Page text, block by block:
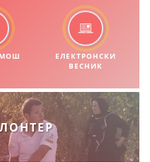
ЕЛЕКТРОНСКИ
ВЕСНИК